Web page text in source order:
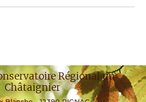
Régional du
Châtaignier